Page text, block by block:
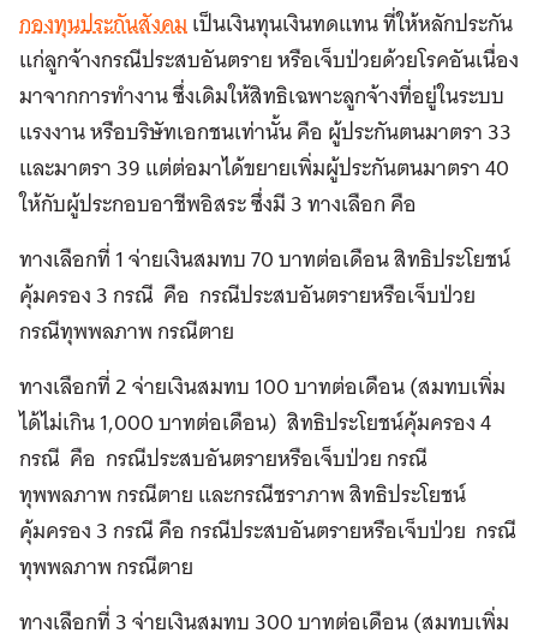
กองทุนประกันสังคมเป็นเงินทุนเงินทดแทน ที่ให้หลักประกัน
แก่ลูกจ้างกรณีประสบอันตราย หรือเจ็บป่วยด้วยโรคอันเนื่อง
มาจากการทำงาน ซึ่งเดิมให้สิทธิเฉพาะลูกจ้างที่อยู่ในระบบ
แรงงาน หรือบริษัทเอกชนเท่านั้น คือ ผู้ประกันตนมาตรา 33
และมาตรา 39 แต่ต่อมาได้ขยายเพิ่มผู้ประกันตนมาตรา 40
ให้กับผู้ประกอบอาชีพอิสระ ซึ่งมี 3 ทางเลือก คือ
ทางเลือกที่ 1 จ่ายเงินสมทบ 70 บาทต่อเดือน สิทธิประโยชน์
คุ้มครอง 3 กรณี คือ กรณีประสบอันตรายหรือเจ็บป่วย
กรณีทุพพลภาพ กรณีตาย
ทางเลือกที่ 2 จ่ายเงินสมทบ 100 บาทต่อเดือน (สมทบเพิ่ม
ได้ไม่เกิน 1,000 บาทต่อเดือน) สิทธิประโยชน์คุ้มครอง 4
กรณี คือ กรณีประสบอันตรายหรือเจ็บป่วย กรณี
ทุพพลภาพ กรณีตาย และกรณีชราภาพ สิทธิประโยชน์
คุ้มครอง 3 กรณี คือ กรณีประสบอันตรายหรือเจ็บป่วย กรณี
ทุพพลภาพ กรณีตาย
ทางเลือกที่ 3 จ่ายเงินสมทบ 300 บาทต่อเดือน (สมทบเพิ่ม